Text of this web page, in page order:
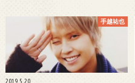
手越祐也
2019.5.20